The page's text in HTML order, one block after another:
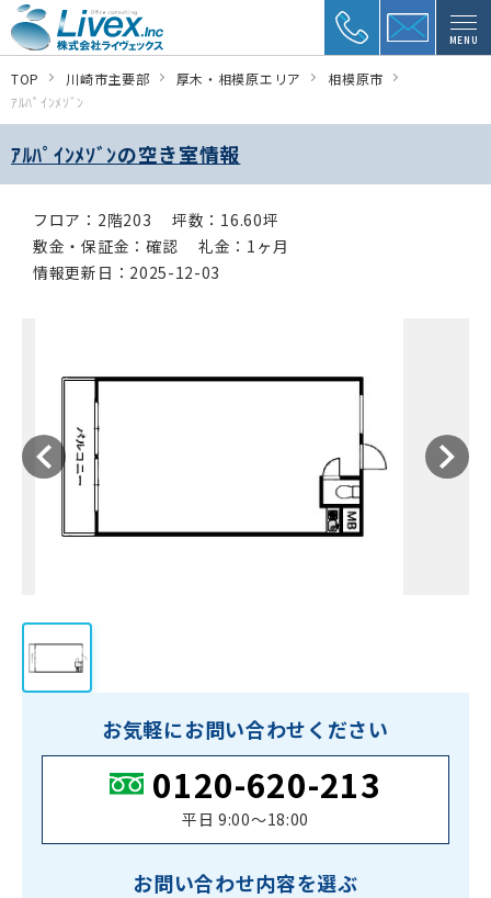
MENU
TOP 川崎市主要部 厚木・相模原エリア
相模原市
ｱﾙﾊﾟｲﾝﾒｿﾞﾝ
ｱﾙﾊﾟｲﾝﾒｿﾞﾝの空き室情報
フロア：2階203
坪数：16.60坪
敷金・保証金：確認
礼金：1ヶ月
情報更新日：2025-12-03
お気軽にお問い合わせください
0120-620-213
平日 9:00〜18:00
お問い合わせ内容を選ぶ